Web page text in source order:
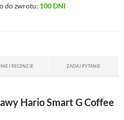
do zwrotu: 100 DNI
I RECENZJE ZADAJ PYTANIE
Hario Smart GCoffee